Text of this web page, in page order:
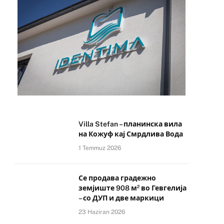
Villa Stefan – планинска вила
на Кожуф кај Смрдлива Вода
1 Temmuz 2026
Се продава градежно
земјиште 908 м² во Гевгелија
– со ДУП и две маркици
23 Haziran 2026